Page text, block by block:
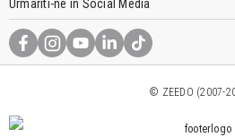
Urmariti-ne in Social Media
© ZEEDO (2007-